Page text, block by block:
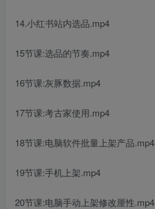
14.小红书站内选品.mp4
15节课:选品的节奏.mp4
16节课:灰豚数据.mp4
17节课:考古家使用.mp4
18节课:电脑软件批量上架产品.mp4
19节课:手机上架.mp4
20节课:电脑手动上架修改厘性.mp4